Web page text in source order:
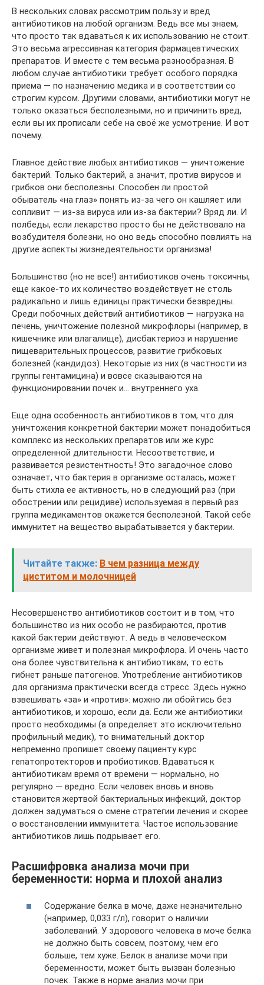
В нескольких словах рассмотрим пользу и вред
антибиотиков на любой организм. Ведь все мы знаем,
что просто так вдаваться к их использованию не стоит.
Это весьма агрессивная категория фармацевтических
препаратов. И вместе с тем весьма разнообразная. В
любом случае антибиотики требует особого порядка
приема — по назначению медика и в соответствии со
строгим курсом. Другими словами, антибиотики могут не
только оказаться бесполезными, но и причинить вред,
если вы их прописали себе на своё же усмотрение. И вот
почему.
Главное действие любых антибиотиков — уничтожение
бактерий. Только бактерий, а значит, против вирусов и
грибков они бесполезны. Способен ли простой
обыватель «на глаз» понять из-за чего он кашляет или
сопливит — из-за вируса или из-за бактерии? Вряд ли. И
полбеды, если лекарство просто бы не действовало на
возбудителя болезни, но оно ведь способно повлиять на
другие аспекты жизнедеятельности организма!
Большинство (но не все!) антибиотиков очень токсичны,
еще какое-то их количество воздействует не столь
радикально и лишь единицы практически безвредны.
Среди побочных действий антибиотиков — нагрузка на
печень, уничтожение полезной микрофлоры (например, в
кишечнике или влагалище), дисбактериоз и нарушение
пищеварительных процессов, развитие грибковых
болезней (кандидоз). Некоторые из них (в частности из
группы гентамицина) и вовсе сказываются на
функционировании почек и… внутреннего уха.
Еще одна особенность антибиотиков в том, что для
уничтожения конкретной бактерии может понадобиться
комплекс из нескольких препаратов или же курс
определенной длительности. Несоответствие, и
развивается резистентность! Это загадочное слово
означает, что бактерия в организме осталась, может
быть стихла ее активность, но в следующий раз (при
обострении или рецидиве) используемая в первый раз
группа медикаментов окажется бесполезной. Такой себе
иммунитет на вещество вырабатывается у бактерии.
Читайте также: В чем разница между
циститом и молочницей
Несовершенство антибиотиков состоит и в том, что
большинство из них особо не разбираются, против
какой бактерии действуют. А ведь в человеческом
организме живет и полезная микрофлора. И очень часто
она более чувствительна к антибиотикам, то есть
гибнет раньше патогенов. Употребление антибиотиков
для организма практически всегда стресс. Здесь нужно
взвешивать «за» и «против»: можно ли обойтись без
антибиотиков, и хорошо, если да. Если же антибиотики
просто необходимы (а определяет это исключительно
профильный медик), то внимательный доктор
непременно пропишет своему пациенту курс
гепатопротекторов и пробиотиков. Вдаваться к
антибиотикам время от времени — нормально, но
регулярно — вредно. Если человек вновь и вновь
становится жертвой бактериальных инфекций, доктор
должен задуматься о смене стратегии лечения и скорее
о восстановлении иммунитета. Частое использование
антибиотиков лишь подрывает его.
Расшифровка анализа мочи при
беременности: норма и плохой анализ
Содержание белка в моче, даже незначительно
(например, 0,033 г/л), говорит о наличии
заболеваний. У здорового человека в моче белка
не должно быть совсем, поэтому, чем его
больше, тем хуже. Белок в анализе мочи при
беременности, может быть вызван болезнью
почек. Также в норме анализ мочи при